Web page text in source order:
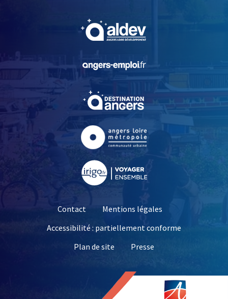
, Ouvre une nouvelle
, Ouvre une nouvelle
Contact
Mentions légales
Accessibilité : partiellement conforme
Plan de site
Presse